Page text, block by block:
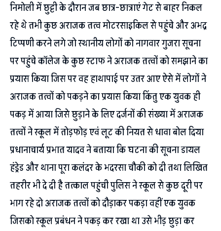
निमोली में छुट्टी के दौरान जब छात्र-छात्राएं गेट से बाहर निकल
रहे थे तभी कुछ अराजक तत्व मोटरसाइकिल से पहुंचे और अभद्र
टिप्पणी करने लगे जो स्थानीय लोगों को नागवार गुजरा सूचना
पर पहुंचे कॉलेज के कुछ स्टाफ ने अराजक तत्वों को समझाने का
प्रयास किया जिस पर वह हाथापाई पर उतर आए ऐसे में लोगों ने
अराजक तत्वों को पकड़ने का प्रयास किया किंतु एक युवक ही
पकड़ में आया जिसे छुड़ाने के लिए दर्जनों की संख्या में अराजक
तत्वों ने स्कूल में तोड़फोड़ एवं लूट की नियत से धावा बोल दिया
प्रधानाचार्य प्रभात यादव ने बताया कि घटना की सूचना डायल
हंड्रेड और थाना पूरा कलंदर के भदरसा चौकी को दी तथा लिखित
तहरीर भी दे दी है तत्काल पहुंची पुलिस ने स्कूल से कुछ दूरी पर
भाग रहे दो अराजक तत्वों को दौड़ाकर पकड़ा वहीं एक युवक
जिसको स्कूल प्रबंधन ने पकड़ कर रखा था उसे भीड़ छुड़ा कर